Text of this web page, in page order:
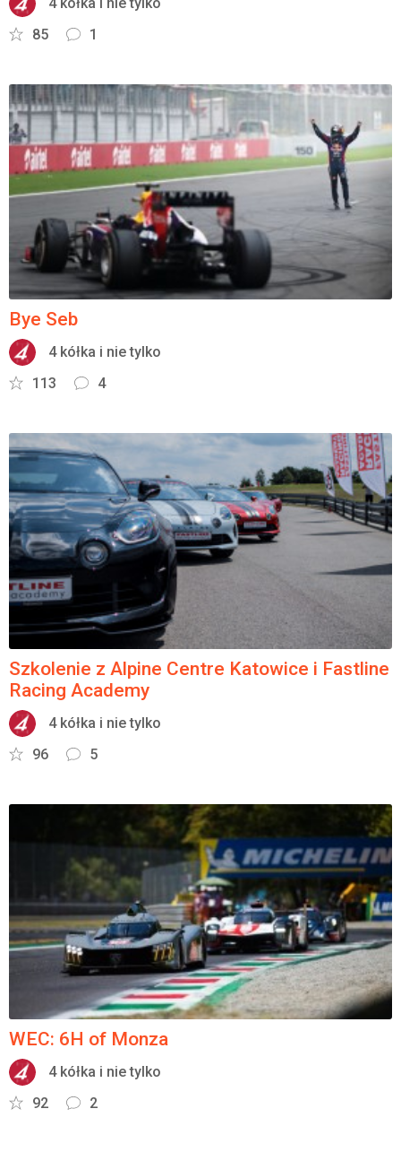
85
1
Bye Seb
4 kółka i nie tylko
113
4
Szkolenie z Alpine Centre Katowice i Fastline
Racing Academy
4 kółka i nie tylko
96
5
WEC: 6H of Monza
4 kółka i nie tylko
92
2